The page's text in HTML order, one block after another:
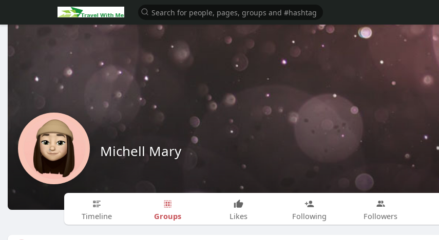
Michell Mary
Timeline Groups Likes Following Followers